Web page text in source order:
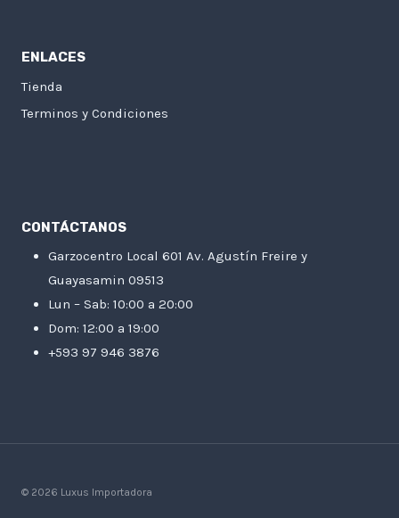
ENLACES
Tienda
Terminos y Condiciones
CONTÁCTANOS
Garzocentro Local 601 Av. Agustín Freire y
Guayasamin 09513
Lun – Sab: 10:00 a 20:00
Dom: 12:00 a 19:00
+593 97 946 3876
© 2026 Luxus Importadora